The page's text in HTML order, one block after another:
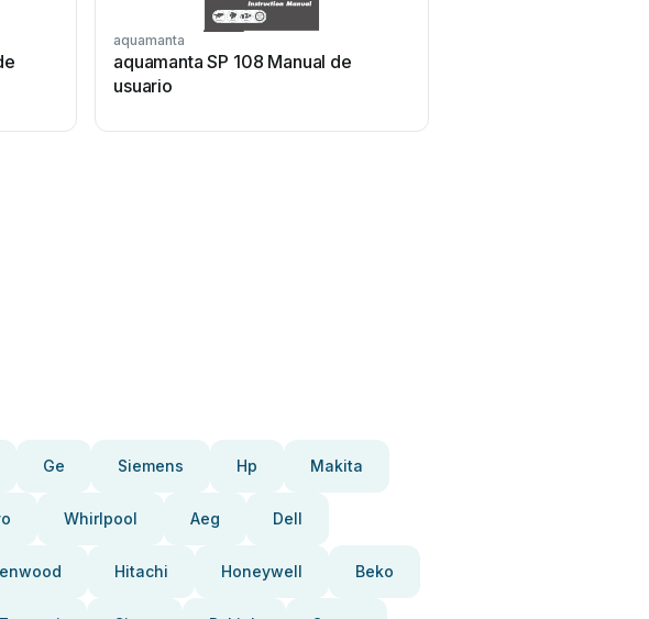
aquamanta
aquamanta SP 108 Manual de
usuario
Ge Siemens Hp Makita
Whirlpool Aeg Dell
Hitachi Honeywell Beko